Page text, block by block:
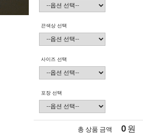
끈색상 선택
사이즈 선택
포장 선택
총 상품 금액 0원